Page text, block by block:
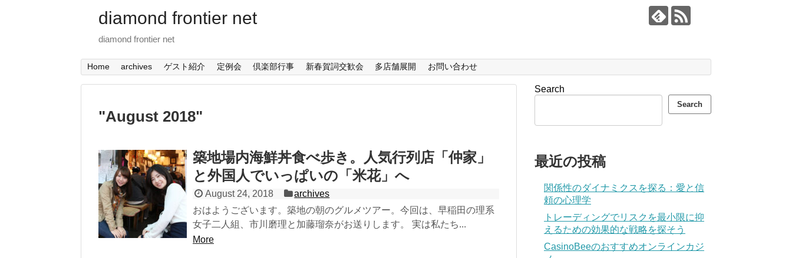
diamond frontier net
diamond frontier net
Home archives ゲスト紹介 定例会 倶楽部行事 新春賀詞交歓会 多店舗展開 お問い合わせ
"August 2018"
築地場内海鮮丼食べ歩き。人気行列店「仲家」
と外国人でいっぱいの「米花」へ
August 24, 2018
archives
おはようございます。築地の朝のグルメツアー。今回は、早稲田の理系
女子二人組、市川磨理と加藤瑠奈がお送りします。 実は私たち...
More
Search
Search
最近の投稿
関係性のダイナミクスを探る：愛と信
頼の心理学
トレーディングでリスクを最小限に抑
えるための効果的な戦略を探そう
CasinoBeeのおすすめオンラインカジ